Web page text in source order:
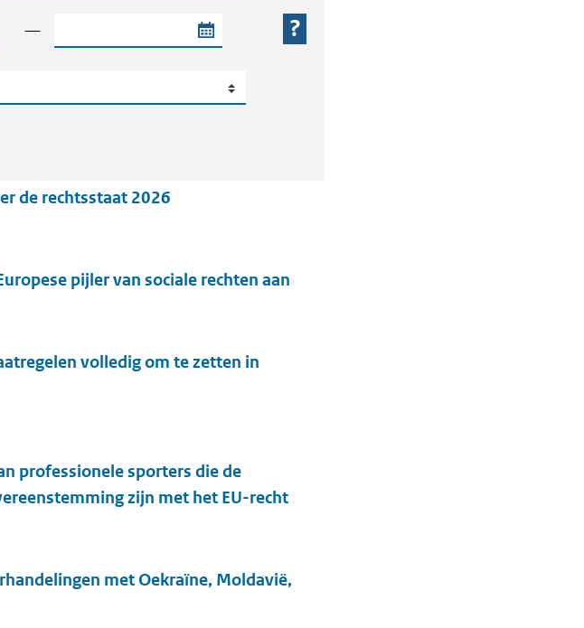
— Einddatum van de periode
de rechtsstaat 2026
pijler van sociale rechten aan
volledig om te zetten in
professionele sporters die de
zijn met het EU-recht
met Oekraïne, Moldavië,